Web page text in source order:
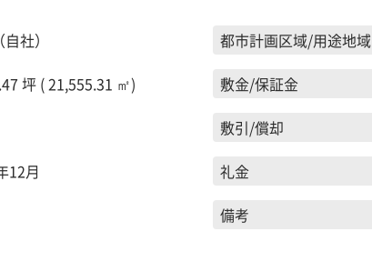
社）
坪 ( 21,555.31 ㎡)
12月
都市計画区域/用途地域
敷金/保証金
敷引/償却
礼金
備考